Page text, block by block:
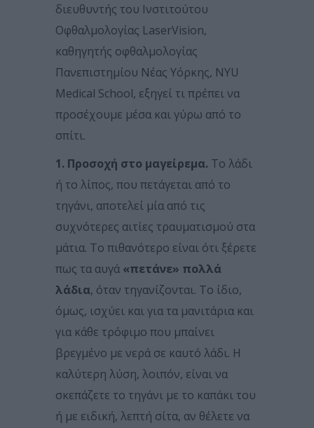
διευθυντής του Ινστιτούτου
Οφθαλμολογίας LaserVision,
καθηγητής οφθαλμολογίας
Πανεπιστημίου Νέας Υόρκης, NYU
Medical School, εξηγεί τι πρέπει να
προσέχουμε μέσα και γύρω από το
σπίτι.
1. Προσοχή στο μαγείρεμα. Το λάδι
ή το λίπος, που πετάγεται από το
τηγάνι, αποτελεί μία από τις
συχνότερες αιτίες τραυματισμού στα
μάτια. Το πιθανότερο είναι ότι ξέρετε
πως τα αυγά «πετάνε» πολλά
λάδια, όταν τηγανίζονται. Το ίδιο,
όμως, ισχύει και για τα μανιτάρια και
για κάθε τρόφιμο που μπαίνει
βρεγμένο με νερά σε καυτό λάδι. Η
καλύτερη λύση, λοιπόν, είναι να
σκεπάζετε το τηγάνι με το καπάκι του
ή με ειδική, λεπτή σίτα, αν θέλετε να